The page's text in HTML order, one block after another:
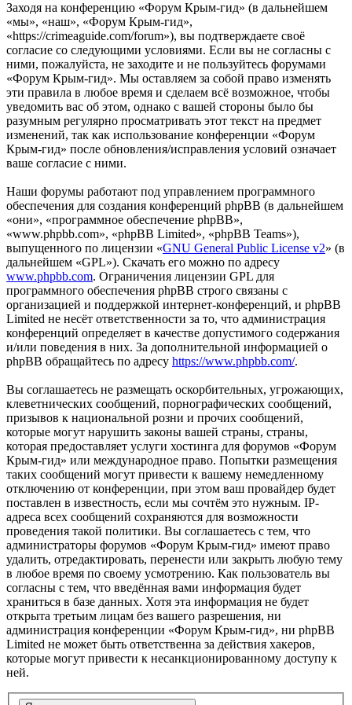
Заходя на конференцию «Форум Крым-гид» (в дальнейшем
«мы», «наш», «Форум Крым-гид»,
«https://crimeaguide.com/forum»), вы подтверждаете своё
согласие со следующими условиями. Если вы не согласны с
ними, пожалуйста, не заходите и не пользуйтесь форумами
«Форум Крым-гид». Мы оставляем за собой право изменять
эти правила в любое время и сделаем всё возможное, чтобы
уведомить вас об этом, однако с вашей стороны было бы
разумным регулярно просматривать этот текст на предмет
изменений, так как использование конференции «Форум
Крым-гид» после обновления/исправления условий означает
ваше согласие с ними.
Наши форумы работают под управлением программного
обеспечения для создания конференций phpBB (в дальнейшем
«они», «программное обеспечение phpBB»,
«www.phpbb.com», «phpBB Limited», «phpBB Teams»),
выпущенного по лицензии «GNU General Public License v2» (в
дальнейшем «GPL»). Скачать его можно по адресу
www.phpbb.com. Ограничения лицензии GPL для
программного обеспечения phpBB строго связаны с
организацией и поддержкой интернет-конференций, и phpBB
Limited не несёт ответственности за то, что администрация
конференций определяет в качестве допустимого содержания
и/или поведения в них. За дополнительной информацией о
phpBB обращайтесь по адресу https://www.phpbb.com/.
Вы соглашаетесь не размещать оскорбительных, угрожающих,
клеветнических сообщений, порнографических сообщений,
призывов к национальной розни и прочих сообщений,
которые могут нарушить законы вашей страны, страны,
которая предоставляет услуги хостинга для форумов «Форум
Крым-гид» или международное право. Попытки размещения
таких сообщений могут привести к вашему немедленному
отключению от конференции, при этом ваш провайдер будет
поставлен в известность, если мы сочтём это нужным. IP-
адреса всех сообщений сохраняются для возможности
проведения такой политики. Вы соглашаетесь с тем, что
администраторы форумов «Форум Крым-гид» имеют право
удалить, отредактировать, перенести или закрыть любую тему
в любое время по своему усмотрению. Как пользователь вы
согласны с тем, что введённая вами информация будет
храниться в базе данных. Хотя эта информация не будет
открыта третьим лицам без вашего разрешения, ни
администрация конференции «Форум Крым-гид», ни phpBB
Limited не может быть ответственна за действия хакеров,
которые могут привести к несанкционированному доступу к
ней.